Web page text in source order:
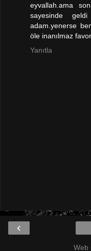
eyvallah.ama
sayesinde
adam.yenerse
öle inanılmaz
Yanıtla
‹
Web